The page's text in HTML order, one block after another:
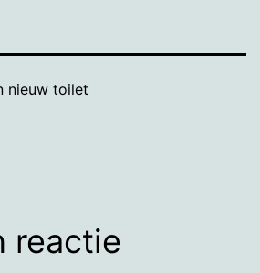
nieuw toilet
reactie